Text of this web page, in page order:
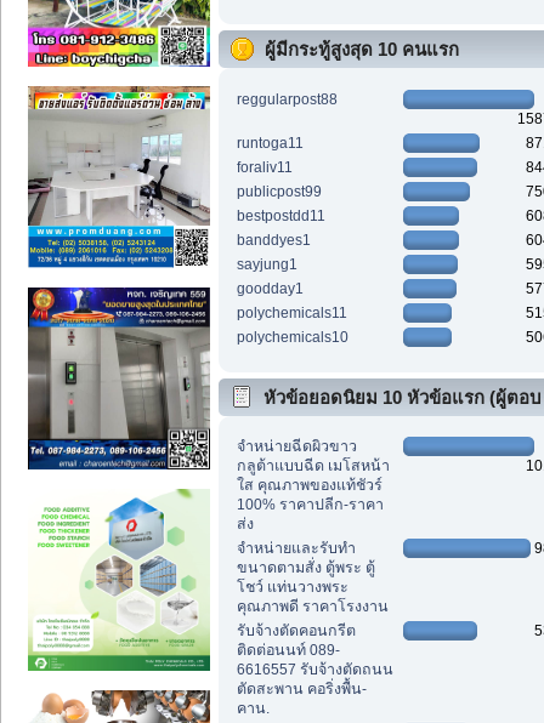
ผู้มีกระทู้สูงสุด 10 คนแรก
reggularpost88
runtoga11
foraliv11
publicpost99
bestpostdd11
banddyes1
sayjung1
goodday1
polychemicals11
polychemicals10
หัวข้อยอดนิยม 10 หัวข้อแรก (ผู้ตอบ
สูงสุด)
จำหน่ายฉีดผิวขาว
กลูต้าแบบฉีด เมโสหน้า
ใส คุณภาพของแท้ชัวร์
100% ราคาปลีก-ราคา
ส่ง
จำหน่ายและรับทำ
ขนาดตามสั่ง ตู้พระ ตู้
โชว์ แท่นวางพระ
คุณภาพดี ราคาโรงงาน
รับจ้างตัดคอนกรีต
ติดต่อนนท์ 089-
6616557 รับจ้างตัดถนน
ตัดสะพาน คอริ่งพื้น-
คาน.